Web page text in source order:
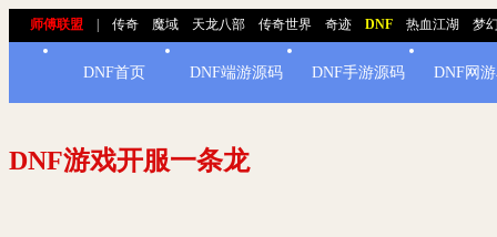
师傅联盟 传奇 魔域 天龙八部 传奇世界 奇迹 DNF 热血江湖 梦
DNF首页 DNF端游源码 DNF手游源码 DNF网
DNF游戏开服一条龙